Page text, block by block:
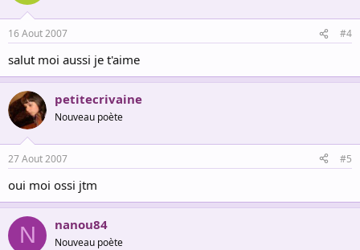
16 Aout 2007 #4
salut moi aussi je t'aime
petitecrivaine
Nouveau poète
27 Aout 2007 #5
oui moi ossi jtm
N nanou84
Nouveau poète